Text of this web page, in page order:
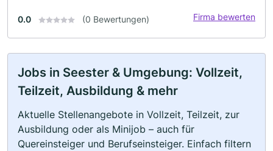
0.0 (0 Bewertungen) Firma bewerten
Jobs in Seester & Umgebung: Vollzeit,
Teilzeit, Ausbildung & mehr
Aktuelle Stellenangebote in Vollzeit, Teilzeit, zur
Ausbildung oder als Minijob – auch für
Quereinsteiger und Berufseinsteiger. Einfach filtern